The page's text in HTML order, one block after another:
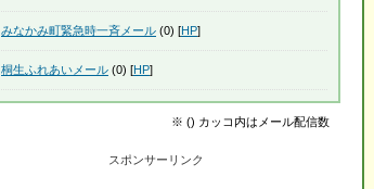
みなかみ町緊急時一斉メール (0) [HP]
桐生ふれあいメール (0) [HP]
※ () カッコ内はメール配信数
スポンサーリンク